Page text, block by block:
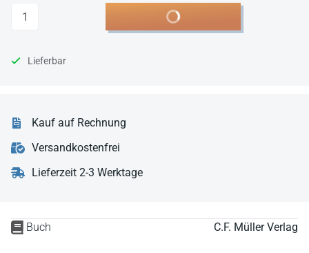
Buch C.F. Müller Verlag
Anzahl In den Warenkorb
Lieferbar
Kauf auf Rechnung
Versandkostenfrei
Lieferzeit 2-3 Werktage